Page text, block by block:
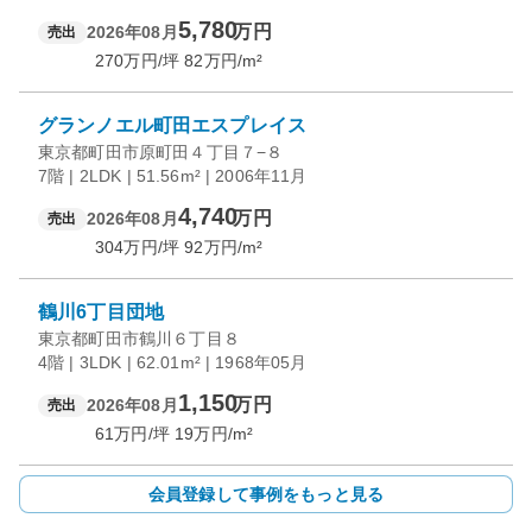
売出 2026年08月 5,780万円
270万円/坪 82万円/m²
グランノエル町田エスプレイス
東京都町田市原町田４丁目７−８
7階 | 2LDK | 51.56m² | 2006年11月
売出 2026年08月 4,740万円
304万円/坪 92万円/m²
鶴川6丁目団地
東京都町田市鶴川６丁目８
4階 | 3LDK | 62.01m² | 1968年05月
売出 2026年08月 1,150万円
61万円/坪 19万円/m²
会員登録して事例をもっと見る